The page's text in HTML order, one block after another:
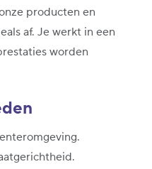
producten en
af. Je werkt in een
worden